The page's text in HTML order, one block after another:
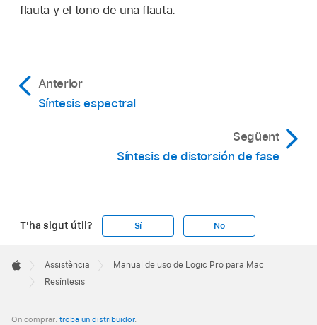
flauta y el tono de una flauta.
Anterior
Síntesis espectral
Següent
Síntesis de distorsión de fase
T'ha sigut útil? Sí No
Footer

Apple
Assistència
Manual de uso de Logic Pro para Mac
Resíntesis
On comprar: troba un distribuïdor.